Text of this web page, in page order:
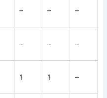
– – –
– – –
1 1 –